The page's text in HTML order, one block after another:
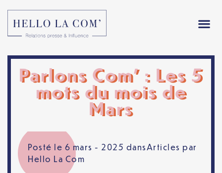
Parlons Com’ : Les 5
mots du mois de
Mars
Posté le 6 mars - 2025 dansArticles par
Hello La Com